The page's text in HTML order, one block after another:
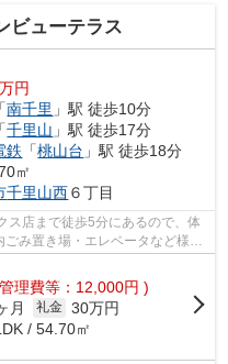
ビューテラス
万円
「南千里 」駅 徒歩10分
「千里山 」駅 徒歩17分
鉄 「桃山台 」駅 徒歩18分
㎡
千里山西６丁目
ス店まで徒歩5分にあるので、体
み置き場・エレベータなど様々
理費等：12,000円 )
月 礼金 30万円
/ 54.70㎡